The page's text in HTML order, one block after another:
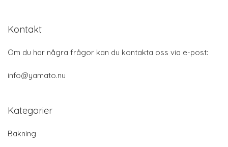
Kontakt
Om du har några frågor kan du kontakta oss via e-post:
info@yamato.nu
Kategorier
Bakning